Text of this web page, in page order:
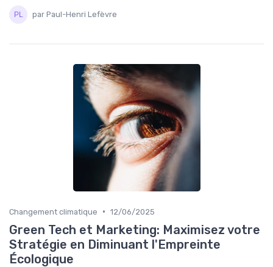
par Paul-Henri Lefèvre
Changement climatique • 12/06/2025
Green Tech et Marketing: Maximisez votre
Stratégie en Diminuant l'Empreinte
Écologique